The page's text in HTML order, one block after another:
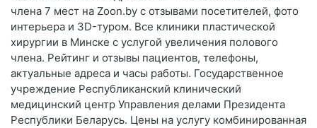
члена 7 мест на Zoon.by с отзывами посетителей, фото
интерьера и 3D-туром. Все клиники пластической
хирургии в Минске с услугой увеличения полового
члена. Рейтинг и отзывы пациентов, телефоны,
актуальные адреса и часы работы. Государственное
учреждение Республиканский клинический
медицинский центр Управления делами Президента
Республики Беларусь. Цены на услугу комбинированная